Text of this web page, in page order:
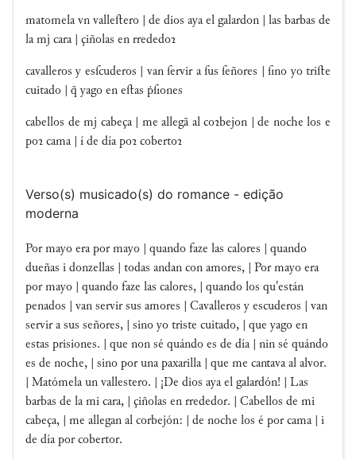
matomela vn valleſtero | de dios aya el galardon | las barbas de
la mj cara | çiñolas en rrededoꝛ
cavalleros y esſcuderos | van ſervir a ſus ſeñores | ſino yo triſte
cuitado | q̃ yago en eſtas ṗſiones
cabellos de mj cabeça | me allegã al coꝛbejon | de noche los e
poꝛ cama | í de día poꝛ cobertoꝛ
Verso(s) musicado(s) do romance - edição
moderna
Por mayo era por mayo | quando faze las calores | quando
dueñas i donzellas | todas andan con amores, | Por mayo era
por mayo | quando faze las calores, | quando los qu'están
penados | van servir sus amores | Cavalleros y escuderos | van
servir a sus señores, | sino yo triste cuitado, | que yago en
estas prisiones. | que non sé quándo es de día | nin sé quándo
es de noche, | sino por una paxarilla | que me cantava al alvor.
| Matómela un vallestero. | ¡De dios aya el galardón! | Las
barbas de la mi cara, | çiñolas en rrededor. | Cabellos de mi
cabeça, | me allegan al corbejón: | de noche los é por cama | i
de día por cobertor.